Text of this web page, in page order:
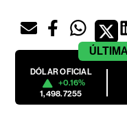
DÓLAR OFICIAL
+0.16%
1,498.7255